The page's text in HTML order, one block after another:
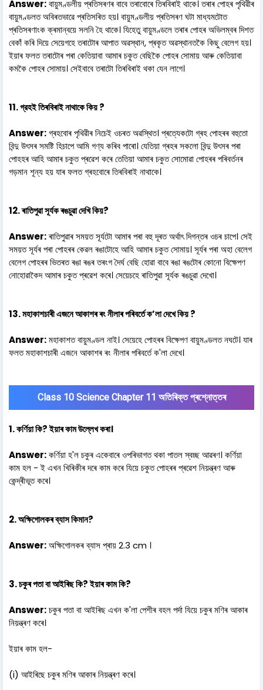
Answer:বায়ুমণ্ডলীয় প্ৰতিসৰণৰ বাবে তৰাবোৰে তিৰবিৰাই থাকে। তৰাৰ পোহৰ পৃথিৱীৰ
বায়ুমণ্ডলত অবিৰতভাৱে প্ৰতিসৰিত হয়। বায়ুমণ্ডলীয় প্ৰতিসৰণ ঘটা মাধ্যমটোত
প্ৰতিসৰণাংক ক্ৰমান্বয়ে সলনি হৈ থাকে। যিহেতু বায়ুমণ্ডলে তৰাৰ পোহৰ অভিলম্বৰ দিশত
বেকাঁ কৰি দিয়ে সেয়েগহে তৰাটোৰ আপাত অৱস্থান, প্ৰকৃত অৱস্থানতকৈ কিছু বেলেগ হয়।
ইয়াৰ ফলত তৰাটোৰ পৰা কেতিয়াবা আমাৰ চকুত বেছিকৈ পোহৰ সোমায় আৰু কেতিয়াবা
কমকৈ পোহৰ সোমায়। সেইবাবে তৰাটো তিৰবিৰাই থকা যেন লাগে।
11. গ্রহই তিৰবিৰাই নাথাকে কিয় ?
Answer:গ্ৰহবোৰ পৃথিৱীৰ নিচেই ওচৰত অৱস্থিত। প্ৰত্যেকটো গ্ৰহ পোহৰৰ বহুতো
বিন্দু উৎসৰ সমষ্টি হিচাপে আমি গণ্য কৰিব পাৰো। যেতিয়া গ্ৰহৰ সকলো বিন্দু উৎসৰ পৰা
পোহহৰ আহি আমাৰ চকুত প্ৰৱেশ কৰে তেতিয়া আমাৰ চকুত সোমোৱা পোহৰৰ পৰিবৰ্তনৰ
গড়মান শূন্য হয় যাৰ ফলত গ্ৰহবোৰে তিৰবিৰাই নাথাকে।
12. ৰাতিপুৱা সূৰ্যক ৰঙচুৱা দেখি কিয়?
Answer:ৰাতিপুৱাৰ সময়ত সূৰ্যটো আমাৰ পৰা বহু দূৰত অৰ্থাৎ দিগন্তৰ ওচৰ চাপে। সেই
সময়ত সূৰ্যৰ পৰা পোহৰৰ কেৱল ৰঙাটোহে আহি আমাৰ চকুত সোমায়। সূৰ্যৰ পৰা অহা বেলেগ
বেলেগ পোহৰৰ ভিতৰত ৰঙা ৰঙৰ তৰংগ দৈৰ্ঘ বেছি হোৱা বাবে ৰঙা ৰঙটোৰ কোনো বিক্ষেপণ
নোহোৱাকৈদ আমাৰ চকুত প্ৰৱেশ কৰে। সেয়েচহে ৰাতিপুৱা সূৰ্যক ৰঙচুৱা দেখো।
13. মহাকাশচাৰী এজনে আকাশৰ ৰং নীলাৰ পৰিবৰ্তে ক’লা দেখে কিয় ?
Answer:মহাকাশত বায়ুমণ্ডল নাই। সেয়েহে পোহৰৰ বিক্ষেপণ বায়ুমণ্ডলত নঘটে। যাৰ
ফলত মহাকাশচাৰী এজনে আকাশৰ ৰং নীলাৰ পৰিবৰ্তে ক'লা দেখে।
Class 10 Science Chapter 11 অতিৰিক্ত প্ৰশ্নোত্তৰ
1. কৰ্ণিয়া কি? ইয়াৰ কাম উল্লেখ কৰা।
Answer:কৰ্ণিয়া হ'ল চকুৰ একেবাৰে ওপৰিভাগত থকা পাতল স্বচ্ছ আৱৰণ। কৰ্ণিয়া
কাম হল - ই এখন খিৰিকীৰ দৰে কাম কৰে যিয়ে চকুত পোহৰৰ প্ৰৱেশ নিয়ন্ত্ৰণ আৰু
কেন্দ্ৰীভূত কৰে।
2. অক্ষিগোলকৰ ব্যাস কিমান?
Answer:অক্ষিগোলকৰ ব্যাস প্ৰায় 2.3 cm ।
3. চকুৰ পতা বা আইৰিছ কি? ইয়াৰ কাম কি?
Answer:চকুৰ পতা বা আইৰিছ এখন ক'লা পেশীৰ বহল পৰ্দা যিয়ে চকুৰ মণিৰ আকাৰ
নিয়ন্ত্ৰণ কৰে।
ইয়াৰ কাম হল-
(i) আইৰিছে চকুৰ মণিৰ আকাৰ নিয়ন্ত্ৰণ কৰে।